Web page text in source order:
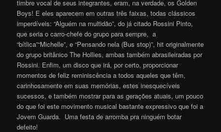
timbre vocal de seus integrantes, eram, na verdade, os Golden
Boys! E eles aparecem em outras três faixas, todas clássicos
imperdíveis: “Alguém na multidão”, do já citado Rossini Pinto,
que seria o carro-chefe do grupo para sempre, a
“bítlica”“Michelle”, e “Pensando nela (Bus stop)”, hit originalmente
do grupo britânico The Hollies, ambas também abrasileiradas por
Rossini. Enfim, um disco que irá, por certo, proporcionar
momentos de feliz reminiscência a todos aqueles que têm,
carinhosamente em suas memórias, estes inesquecíveis
sucessos, e também mostrar para as gerações atuais, um pouco
do que foi este movimento musical bastante expressivo que foi a
Jovem Guarda. Uma festa de arromba pra ninguém botar
defeito!